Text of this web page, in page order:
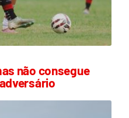
não consegue